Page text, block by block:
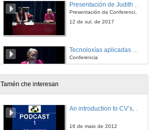
Presentación da Conferenciante
12 de xul. de 2017
Tecnoloxías aplicadas á educación
Conferencia
Tecnoloxías aplicadas á educación
Tamén che interesan
An introduction to CV’s, letters, and job searching
16 de maio de 2012